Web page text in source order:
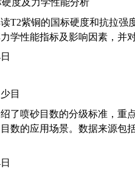
度及力学性能分析
T2紫铜的国标硬度和抗拉强
学性能指标及影响因素，并
目
了喷砂目数的分级标准，重
数的应用场景。数据来源包